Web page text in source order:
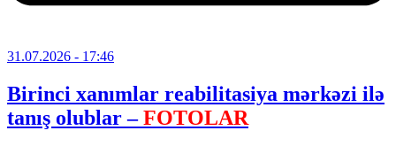
31.07.2026 - 17:46
Birinci xanımlar reabilitasiya mərkəzi ilə
tanış olublar –FOTOLAR